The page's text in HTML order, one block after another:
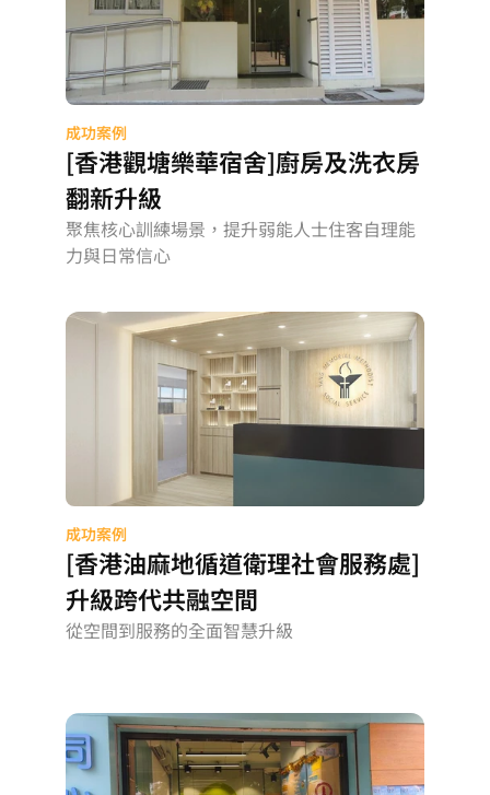
成功案例
[香港觀塘樂華宿舍]廚房及洗衣房
翻新升級
聚焦核心訓練場景，提升弱能人士住客自理能
力與日常信心
成功案例
[香港油麻地循道衛理社會服務處]
升級跨代共融空間
從空間到服務的全面智慧升級